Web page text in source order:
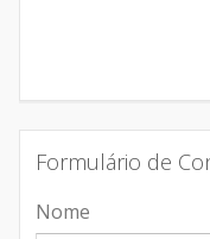
Formulário de
Nome